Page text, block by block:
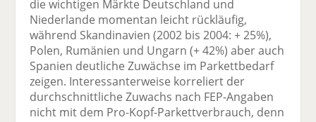
die wichtigen Märkte Deutschland und
Niederlande momentan leicht rückläufig,
während Skandinavien (2002 bis 2004: + 25%),
Polen, Rumänien und Ungarn (+ 42%) aber auch
Spanien deutliche Zuwächse im Parkettbedarf
zeigen. Interessanterweise korreliert der
durchschnittliche Zuwachs nach FEP-Angaben
nicht mit dem Pro-Kopf-Parkettverbrauch, denn